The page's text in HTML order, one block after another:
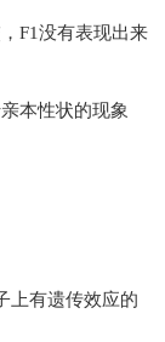
F1没有表现出来
本性状的现象
有遗传效应的